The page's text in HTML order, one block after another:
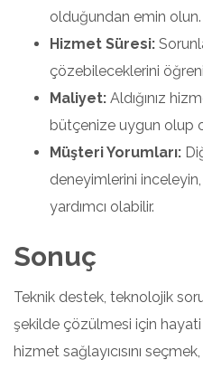
olduğundan emin olun.
Hizmet Süresi:
çözebileceklerini
Maliyet: Aldığınız
bütçenize uygun olup
Müşteri Yorumları:
deneyimlerini
yardımcı olabilir.
Sonuç
Teknik destek, teknolojik
şekilde çözülmesi için
hizmet sağlayıcısını